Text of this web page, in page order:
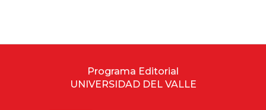
Programa Editorial
UNIVERSIDAD DEL VALLE